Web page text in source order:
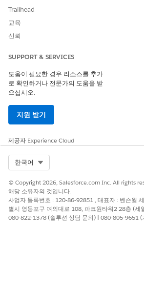
Trailhead
교육
신뢰
SUPPORT & SERVICES
도움이 필요한 경우 리소스를 추가
로 확인하거나 전문가의 도움을 받
으십시오.
지원 받기
제공자 Experience Cloud
한국어
© Copyright 2026, Salesforce.com Inc. All rights
해당 소유자의 것입니다.
사업자 등록번호 : 120-86-92851 , 대표자 : 벤슨웡
별시 영등포구 여의대로 108, 파크원타워2 28층 (세
080-822-1378 (솔루션 상담 문의) | 080-805-9651 (